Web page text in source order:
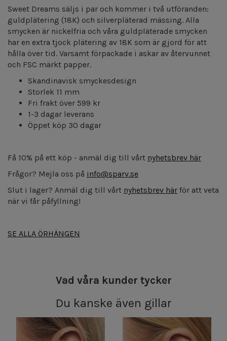
Sweet Dreams säljs i par och kommer i två utföranden:
guldplätering (18K) och silverpläterad mässing. Alla
smycken är nickelfria och våra guldpläterade smycken
har en extra tjock plätering av 18K som är gjord för att
hålla över tid. Varsamt förpackade i askar av återvunnet
och FSC märkt papper.
Skandinavisk smyckesdesign
Storlek 11 mm
Fri frakt över 599 kr
1-3 dagar leverans
Öppet köp 30 dagar
Få 10% på ett köp - anmäl dig till vårt nyhetsbrev här
Frågor? Mejla oss på info@sparv.se
Slut i lager? Anmäl dig till vårt nyhetsbrev här för att veta
när vi får påfyllning!
SE ALLA ÖRHÄNGEN
Vad våra kunder tycker
Du kanske även gillar